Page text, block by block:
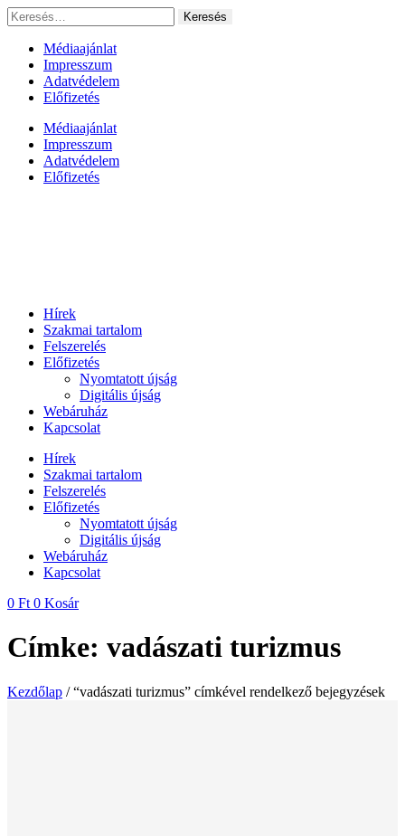
Ugrás
a
tartalomhoz
Keresés:
Médiaajánlat
Impresszum
Adatvédelem
Előfizetés
Médiaajánlat
Impresszum
Adatvédelem
Előfizetés
Hírek
Szakmai tartalom
Felszerelés
Előfizetés
Nyomtatott újság
Digitális újság
Webáruház
Kapcsolat
Hírek
Szakmai tartalom
Felszerelés
Előfizetés
Nyomtatott újság
Digitális újság
Webáruház
Kapcsolat
0 Ft 0 Kosár
Címke: vadászati turizmus
Kezdőlap / “vadászati turizmus” címkével rendelkező bejegyzések